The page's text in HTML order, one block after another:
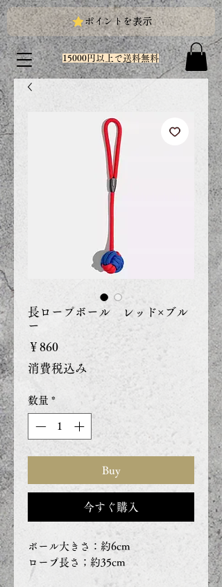
ポイントを表示
15000円以上で送料無料
長ロープボール レッド×ブル
ー
￥860価
格
消費税込み
数量 *
Buy
今すぐ購入
ボール大きさ：約6cm
ロープ長さ；約35cm